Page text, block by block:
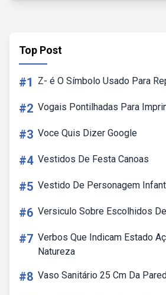
Top Post
#1 Z- é O Símbolo Usado Para
#2 Vogais Pontilhadas Para
#3 Voce Quis Dizer Google
#4 Vestidos De Festa Canoas
#5 Vestido De Personagem
#6 Versiculo Sobre Escolhidos
#7 Verbos Que Indicam Estado
Natureza
#8 Vaso Sanitário 25 Cm Da